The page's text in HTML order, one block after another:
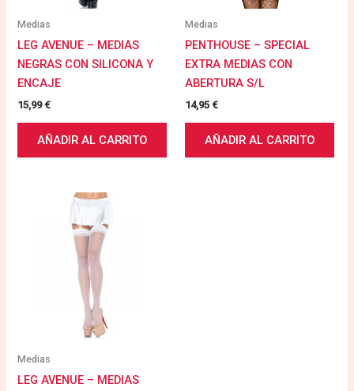
Medias
LEG AVENUE – MEDIAS
NEGRAS CON SILICONA Y
ENCAJE
15,99€
AÑADIR AL CARRITO
Medias
PENTHOUSE – SPECIAL
EXTRA MEDIAS CON
ABERTURA S/L
14,95€
AÑADIR AL CARRITO
Medias
LEG AVENUE – MEDIAS